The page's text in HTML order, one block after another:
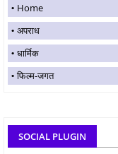
Home
अपराध
धार्मिक
फिल्म-जगत
SOCIAL PLUGIN